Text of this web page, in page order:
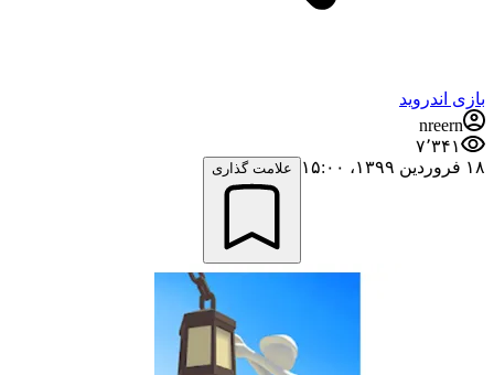
بازی اندروید
nreern
۷٬۳۴۱
۱۸ فروردین ۱۳۹۹،‏ ۱۵:۰۰
علامت گذاری